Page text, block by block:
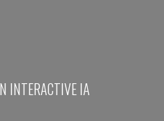
INTERACTIVE IA